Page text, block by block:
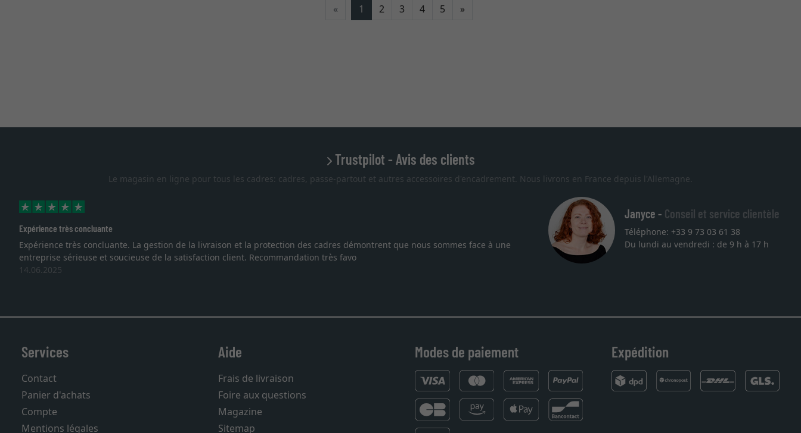
« 1 2 3 4 5 »Continuer
Trustpilot - Avis des clients
Le magasin en ligne pour tous les cadres: cadres, passe-partout et autres accessoires d'encadrement. Nous livrons en France depuis l'Allemagne.
à une
Excellent
Je recherchais un cadre sur mesure pour une lithographie, je suis tombée sur ce site. Le choix et la qualité sont au rendez
vous. Emballage professionnel, service et livraison dans les temps. J'espère revenir pour une autre commande. Merci.
27.05.2025
Janyce - Conseil et service clientèle
Téléphone: +33 9 73 03 61 38
Du lundi au vendredi : de 9 h à 17 h
Services
Contact
Panier d'achats
Compte
Mentions légales
Aide
Frais de livraison
Foire aux questions
Magazine
Sitemap
Modes de paiement Expédition